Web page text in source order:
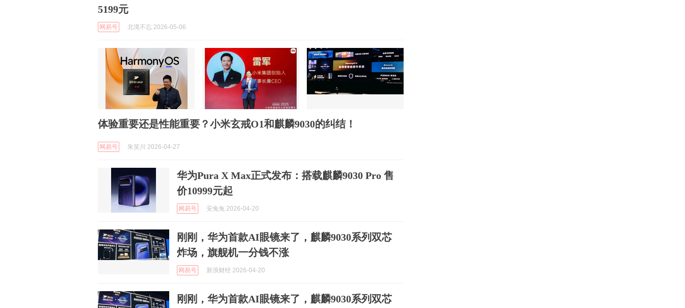
5199元
网易号 北境不忘 2026-05-06
体验重要还是性能重要？小米玄戒O1和麒麟9030的纠结！
网易号 朱笑川 2026-04-27
华为Pura X Max正式发布：搭载麒麟9030 Pro 售
价10999元起
网易号 安兔兔 2026-04-20
刚刚，华为首款AI眼镜来了，麒麟9030系列双芯
炸场，旗舰机一分钱不涨
网易号 新浪财经 2026-04-20
刚刚，华为首款AI眼镜来了，麒麟9030系列双芯